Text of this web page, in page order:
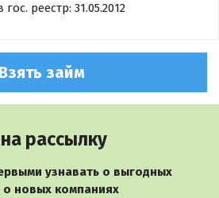
реестр: 31.05.2012
Взять займ
рассылку
узнавать о выгодных
о новых компаниях